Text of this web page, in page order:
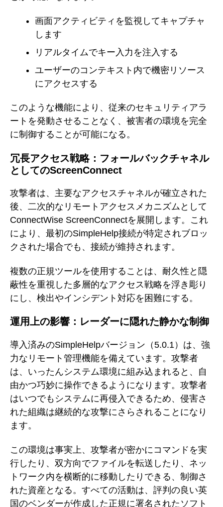
画面アクティビティを監視してキャプチャ
します
リアルタイムでキー入力を注入する
ユーザーのコンテキスト内で機密リソース
にアクセスする
このような機能により、従来のセキュリティアラ
ートを発動させることなく、被害者の環境を完全
に制御することが可能になる。
冗長アクセス戦略：フォールバックチャネル
としてのScreenConnect
攻撃者は、主要なアクセスチャネルが確立された
後、二次的なリモートアクセスメカニズムとして
ConnectWise ScreenConnectを展開します。これ
により、最初のSimpleHelp接続が特定されブロッ
クされた場合でも、接続が維持されます。
複数の正規ツールを使用することは、耐久性と隠
蔽性を重視した多層的なアクセス戦略を浮き彫り
にし、検出やインシデント対応を困難にする。
運用上の影響：レーダーに隠れた静かな制御
導入済みのSimpleHelpバージョン（5.0.1）は、強
力なリモート管理機能を備えています。攻撃者
は、いったんシステム環境に組み込まれると、自
由かつ巧妙に操作できるようになります。攻撃者
はいつでもシステムに再侵入できるため、侵害さ
れた組織は継続的な攻撃にさらされることになり
ます。
この環境は事実上、攻撃者が密かにコマンドを実
行したり、双方向でファイルを転送したり、ネッ
トワーク内を横断的に移動したりできる、制御さ
れた資産となる。すべての活動は、評判の良い英
国のベンダーが作成した正規に署名されたソフト